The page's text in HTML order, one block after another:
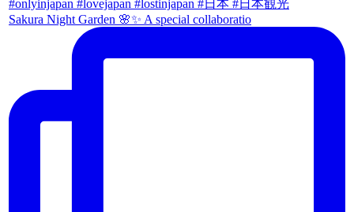
Sakura Night Garden 🌸✨ A special collaboratio